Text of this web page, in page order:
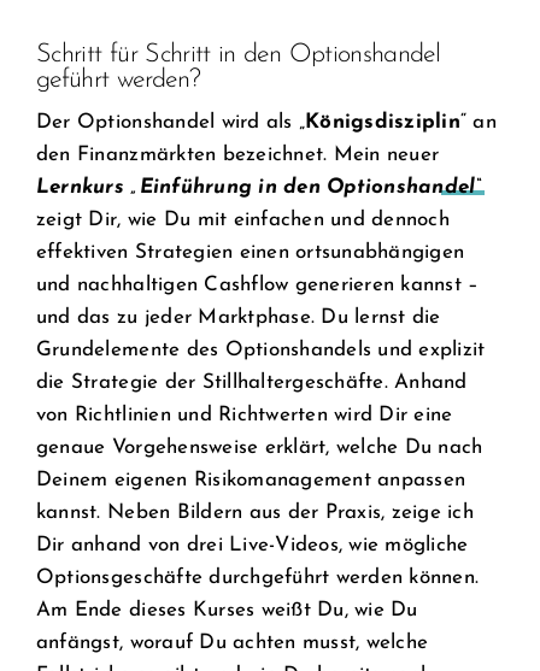
Schritt für Schritt in den Optionshandel
geführt werden?
Der Optionshandel wird als „ Königsdisziplin“ an
den Finanzmärkten bezeichnet. Mein neuer
Lernkurs „Einführung in den Optionshandel“
zeigt Dir, wie Du mit einfachen und dennoch
effektiven Strategien einen ortsunabhängigen
und nachhaltigen Cashflow generieren kannst –
und das zu jeder Marktphase. Du lernst die
Grundelemente des Optionshandels und explizit
die Strategie der Stillhaltergeschäfte. Anhand
von Richtlinien und Richtwerten wird Dir eine
genaue Vorgehensweise erklärt, welche Du nach
Deinem eigenen Risikomanagement anpassen
kannst. Neben Bildern aus der Praxis, zeige ich
Dir anhand von drei Live-Videos, wie mögliche
Optionsgeschäfte durchgeführt werden können.
Am Ende dieses Kurses weißt Du, wie Du
anfängst, worauf Du achten musst, welche